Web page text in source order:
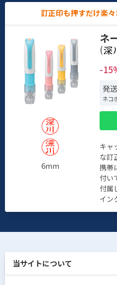
訂正印も押すだけ楽
6mm
ネ
(
-
発
ネコ
キャ
な訂
携帯
付い
付属
イン
当サイトについて